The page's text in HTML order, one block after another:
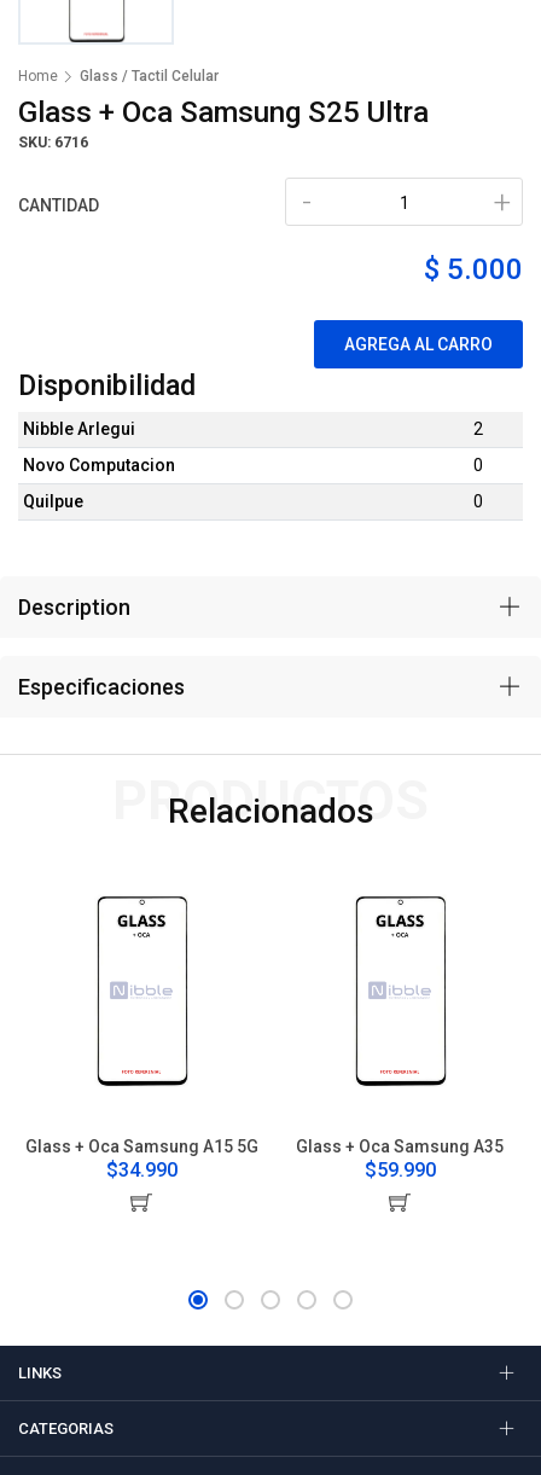
Home Glass / Tactil Celular
Glass + Oca Samsung S25 Ultra
SKU: 6716
CANTIDAD +
-
$ 5.000
AGREGA AL CARRO
Disponibilidad
Nibble Arlegui
2
Novo Computacion
0
Quilpue
0
Description
Especificaciones
Relacionados
PRODUCTOS
Glass + Oca Samsung A15 5G
$34.990
Glass + Oca Samsung A35
$59.990
LINKS
CATEGORIAS